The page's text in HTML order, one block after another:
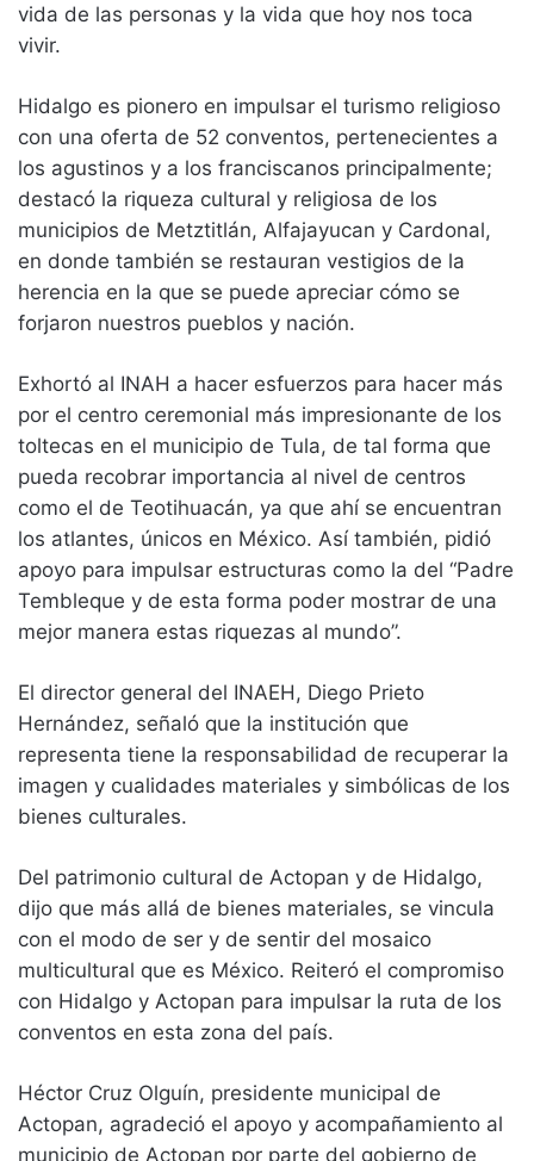
vida de las personas y la vida que hoy nos toca
vivir.
Hidalgo es pionero en impulsar el turismo religioso
con una oferta de 52 conventos, pertenecientes a
los agustinos y a los franciscanos principalmente;
destacó la riqueza cultural y religiosa de los
municipios de Metztitlán, Alfajayucan y Cardonal,
en donde también se restauran vestigios de la
herencia en la que se puede apreciar cómo se
forjaron nuestros pueblos y nación.
Exhortó al INAH a hacer esfuerzos para hacer más
por el centro ceremonial más impresionante de los
toltecas en el municipio de Tula, de tal forma que
pueda recobrar importancia al nivel de centros
como el de Teotihuacán, ya que ahí se encuentran
los atlantes, únicos en México. Así también, pidió
apoyo para impulsar estructuras como la del “Padre
Tembleque y de esta forma poder mostrar de una
mejor manera estas riquezas al mundo”.
El director general del INAEH, Diego Prieto
Hernández, señaló que la institución que
representa tiene la responsabilidad de recuperar la
imagen y cualidades materiales y simbólicas de los
bienes culturales.
Del patrimonio cultural de Actopan y de Hidalgo,
dijo que más allá de bienes materiales, se vincula
con el modo de ser y de sentir del mosaico
multicultural que es México. Reiteró el compromiso
con Hidalgo y Actopan para impulsar la ruta de los
conventos en esta zona del país.
Héctor Cruz Olguín, presidente municipal de
Actopan, agradeció el apoyo y acompañamiento al
municipio de Actopan por parte del gobierno de